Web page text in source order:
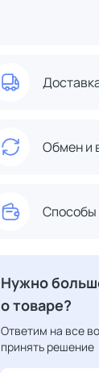
Обмен и
Способы
Нужно
о товаре?
Ответим на все
принять решение